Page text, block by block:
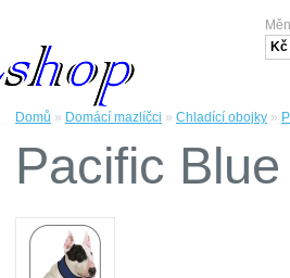
Kč
Domů » Domácí mazlíčci » Chladící obojky »
Pacific Blue